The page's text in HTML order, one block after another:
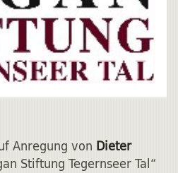
Anregung von Dieter
Stiftung Tegernseer Tal“